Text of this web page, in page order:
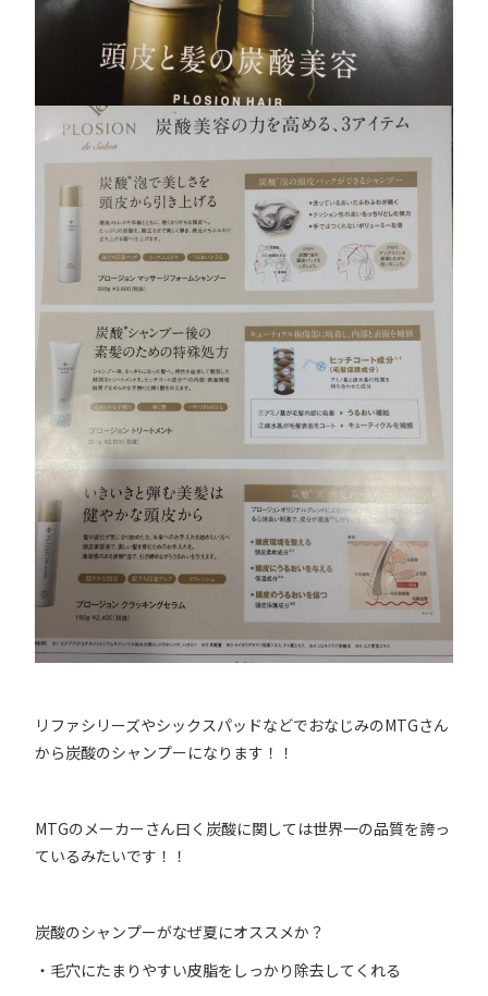
リファシリーズやシックスパッドなどでおなじみのMTGさん
から炭酸のシャンプーになります！！
MTGのメーカーさん曰く炭酸に関しては世界一の品質を誇っ
ているみたいです！！
炭酸のシャンプーがなぜ夏にオススメか？
・毛穴にたまりやすい皮脂をしっかり除去してくれる